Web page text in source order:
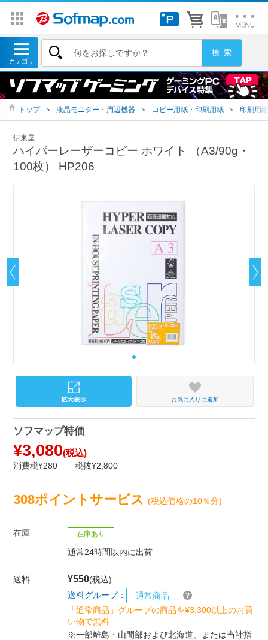
トップ ＞ 液晶モニター・周辺機器 ＞ コピー用紙・印刷用紙 ＞ 印刷用
伊東屋
ハイパーレーザーコピー ホワイト （A3/90g・
100枚） HP206
お気に入りに追加
ソフマップ特価
¥3,080(税込)
消費税¥280 税抜¥2,800
308ポイントサービス(税込価格の10％分)
在庫 在庫あり
通常24時間以内に出荷
送料 ¥550(税込)
送料グループ：
通常商品
「通常商品」グループの商品を¥3,300以上のお買
い物で無料
※一部離島・山間部および北海道、または当社指